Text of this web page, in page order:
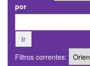
por
Filtros correntes: